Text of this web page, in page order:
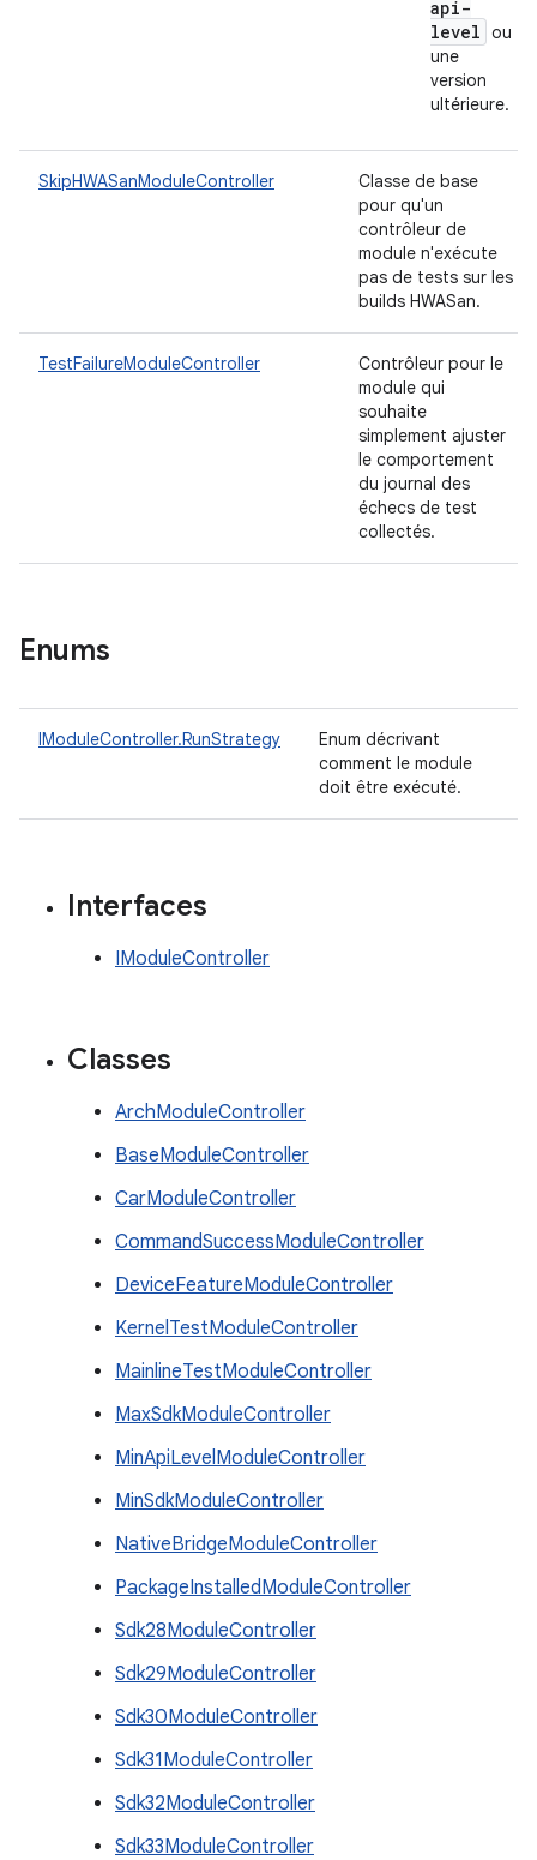
api-
level ou
une
version
ultérieure.
SkipHWASanModuleController
Classe de base
pour qu'un
contrôleur de
module n'exécute
pas de tests sur les
builds HWASan.
TestFailureModuleController
Contrôleur pour le
module qui
souhaite
simplement ajuster
le comportement
du journal des
échecs de test
collectés.
Enums
IModuleController.RunStrategy
Enum décrivant
comment le module
doit être exécuté.
Interfaces
IModuleController
Classes
ArchModuleController
BaseModuleController
CarModuleController
CommandSuccessModuleController
DeviceFeatureModuleController
KernelTestModuleController
MainlineTestModuleController
MaxSdkModuleController
MinApiLevelModuleController
MinSdkModuleController
NativeBridgeModuleController
PackageInstalledModuleController
Sdk28ModuleController
Sdk29ModuleController
Sdk30ModuleController
Sdk31ModuleController
Sdk32ModuleController
Sdk33ModuleController